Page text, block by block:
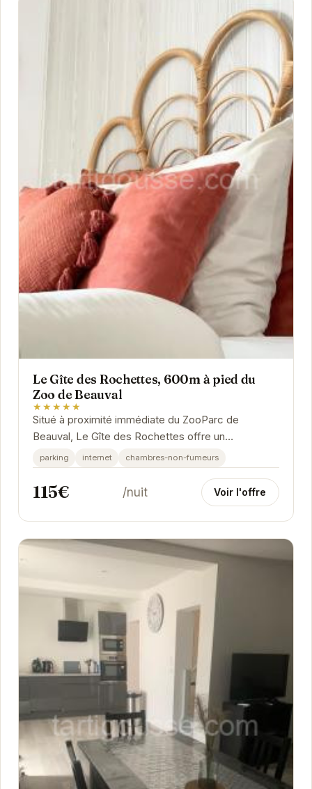
Le Gîte des Rochettes, 600m à pied du
Zoo de Beauval
★★★★★
Situé à proximité immédiate du ZooParc de
Beauval, Le Gîte des Rochettes offre un
hébergement confortable et bien équipé. Idéal
pour les...
parking internet chambres-non-fumeurs
115€ /nuit Voir l'offre